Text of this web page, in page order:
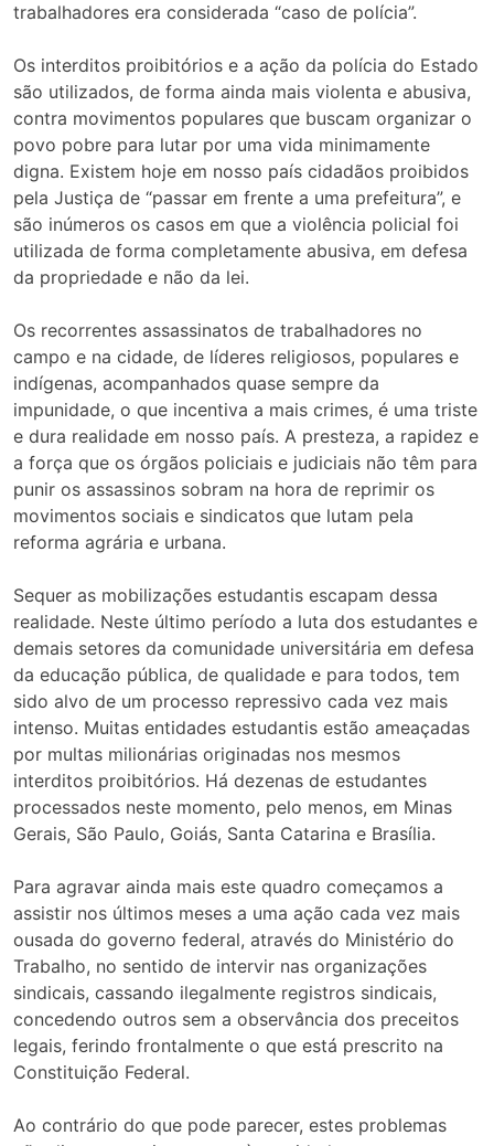
trabalhadores era considerada “caso de polícia”.
Os interditos proibitórios e a ação da polícia do Estado
são utilizados, de forma ainda mais violenta e abusiva,
contra movimentos populares que buscam organizar o
povo pobre para lutar por uma vida minimamente
digna. Existem hoje em nosso país cidadãos proibidos
pela Justiça de “passar em frente a uma prefeitura”, e
são inúmeros os casos em que a violência policial foi
utilizada de forma completamente abusiva, em defesa
da propriedade e não da lei.
Os recorrentes assassinatos de trabalhadores no
campo e na cidade, de líderes religiosos, populares e
indígenas, acompanhados quase sempre da
impunidade, o que incentiva a mais crimes, é uma triste
e dura realidade em nosso país. A presteza, a rapidez e
a força que os órgãos policiais e judiciais não têm para
punir os assassinos sobram na hora de reprimir os
movimentos sociais e sindicatos que lutam pela
reforma agrária e urbana.
Sequer as mobilizações estudantis escapam dessa
realidade. Neste último período a luta dos estudantes e
demais setores da comunidade universitária em defesa
da educação pública, de qualidade e para todos, tem
sido alvo de um processo repressivo cada vez mais
intenso. Muitas entidades estudantis estão ameaçadas
por multas milionárias originadas nos mesmos
interditos proibitórios. Há dezenas de estudantes
processados neste momento, pelo menos, em Minas
Gerais, São Paulo, Goiás, Santa Catarina e Brasília.
Para agravar ainda mais este quadro começamos a
assistir nos últimos meses a uma ação cada vez mais
ousada do governo federal, através do Ministério do
Trabalho, no sentido de intervir nas organizações
sindicais, cassando ilegalmente registros sindicais,
concedendo outros sem a observância dos preceitos
legais, ferindo frontalmente o que está prescrito na
Constituição Federal.
Ao contrário do que pode parecer, estes problemas